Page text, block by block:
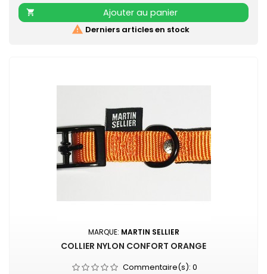
Existe aussi en turquoise, vert, rouge, orange, mauve, gris,
rose et beige

Ajouter au panier
 Derniers articles en stock
MARQUE: MARTIN SELLIER
COLLIER NYLON CONFORT ORANGE
Commentaire(s): 0